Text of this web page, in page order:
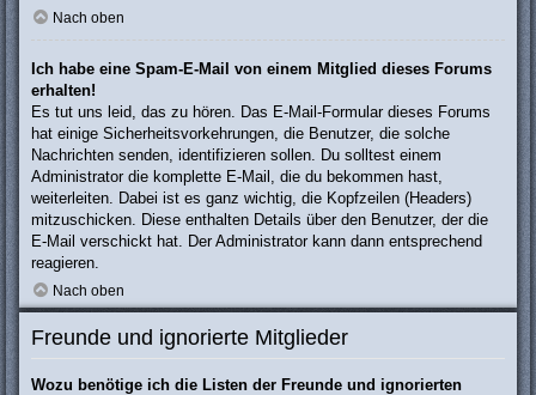
Nach oben
Ich habe eine Spam-E-Mail von einem Mitglied dieses Forums
erhalten!
Es tut uns leid, das zu hören. Das E-Mail-Formular dieses Forums
hat einige Sicherheitsvorkehrungen, die Benutzer, die solche
Nachrichten senden, identifizieren sollen. Du solltest einem
Administrator die komplette E-Mail, die du bekommen hast,
weiterleiten. Dabei ist es ganz wichtig, die Kopfzeilen (Headers)
mitzuschicken. Diese enthalten Details über den Benutzer, der die
E-Mail verschickt hat. Der Administrator kann dann entsprechend
reagieren.
Nach oben
Freunde und ignorierte Mitglieder
Wozu benötige ich die Listen der Freunde und ignorierten